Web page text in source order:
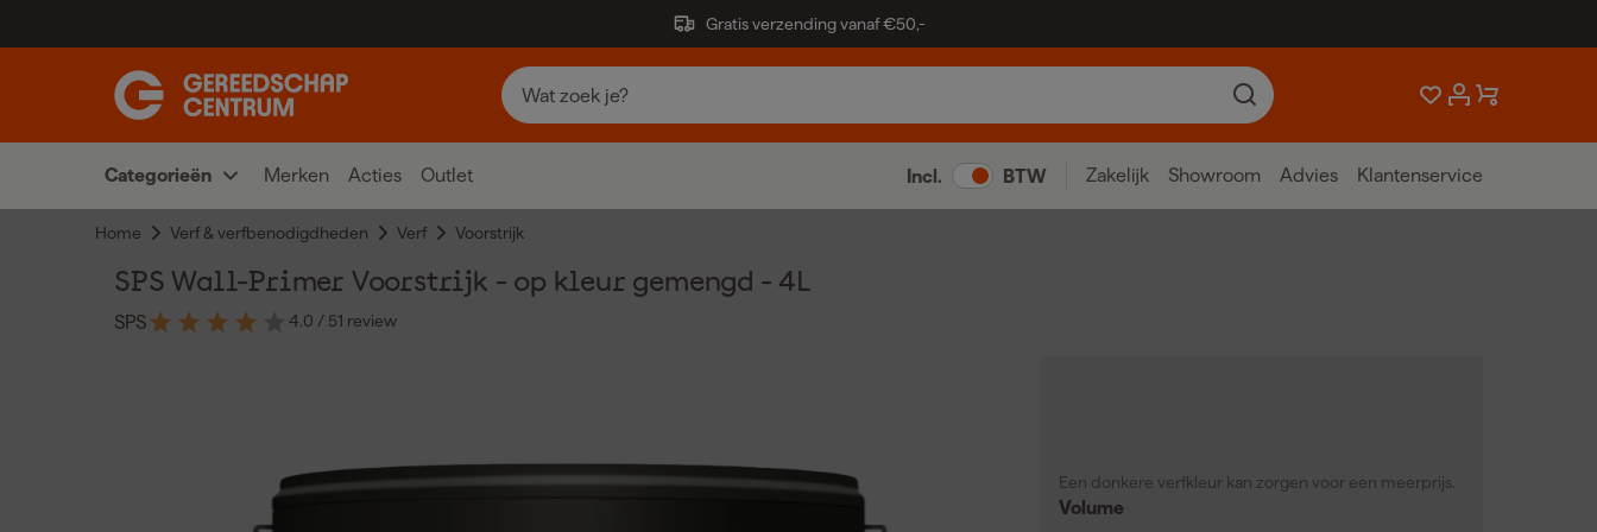
Gratis verzending vanaf €50,-
Categorieën Merken Acties Outlet Incl. BTW Zakelijk Showroom Advies Klantenservice
Home Verf & verfbenodigdheden Verf Voorstrijk
SPS Wall-Primer Voorstrijk - op kleur gemengd - 4L
SPS 4.0 / 51 review
Een donkere verfkleur kan zorgen voor een meerprijs.
Volume